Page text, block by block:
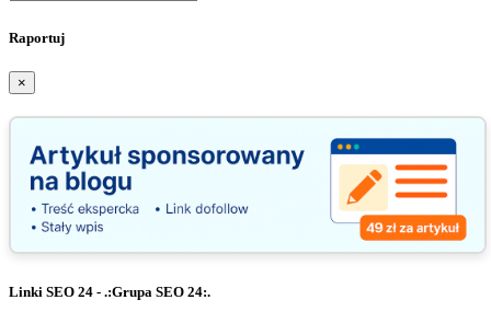
Raportuj
×
Linki SEO 24 - .:Grupa SEO 24:.